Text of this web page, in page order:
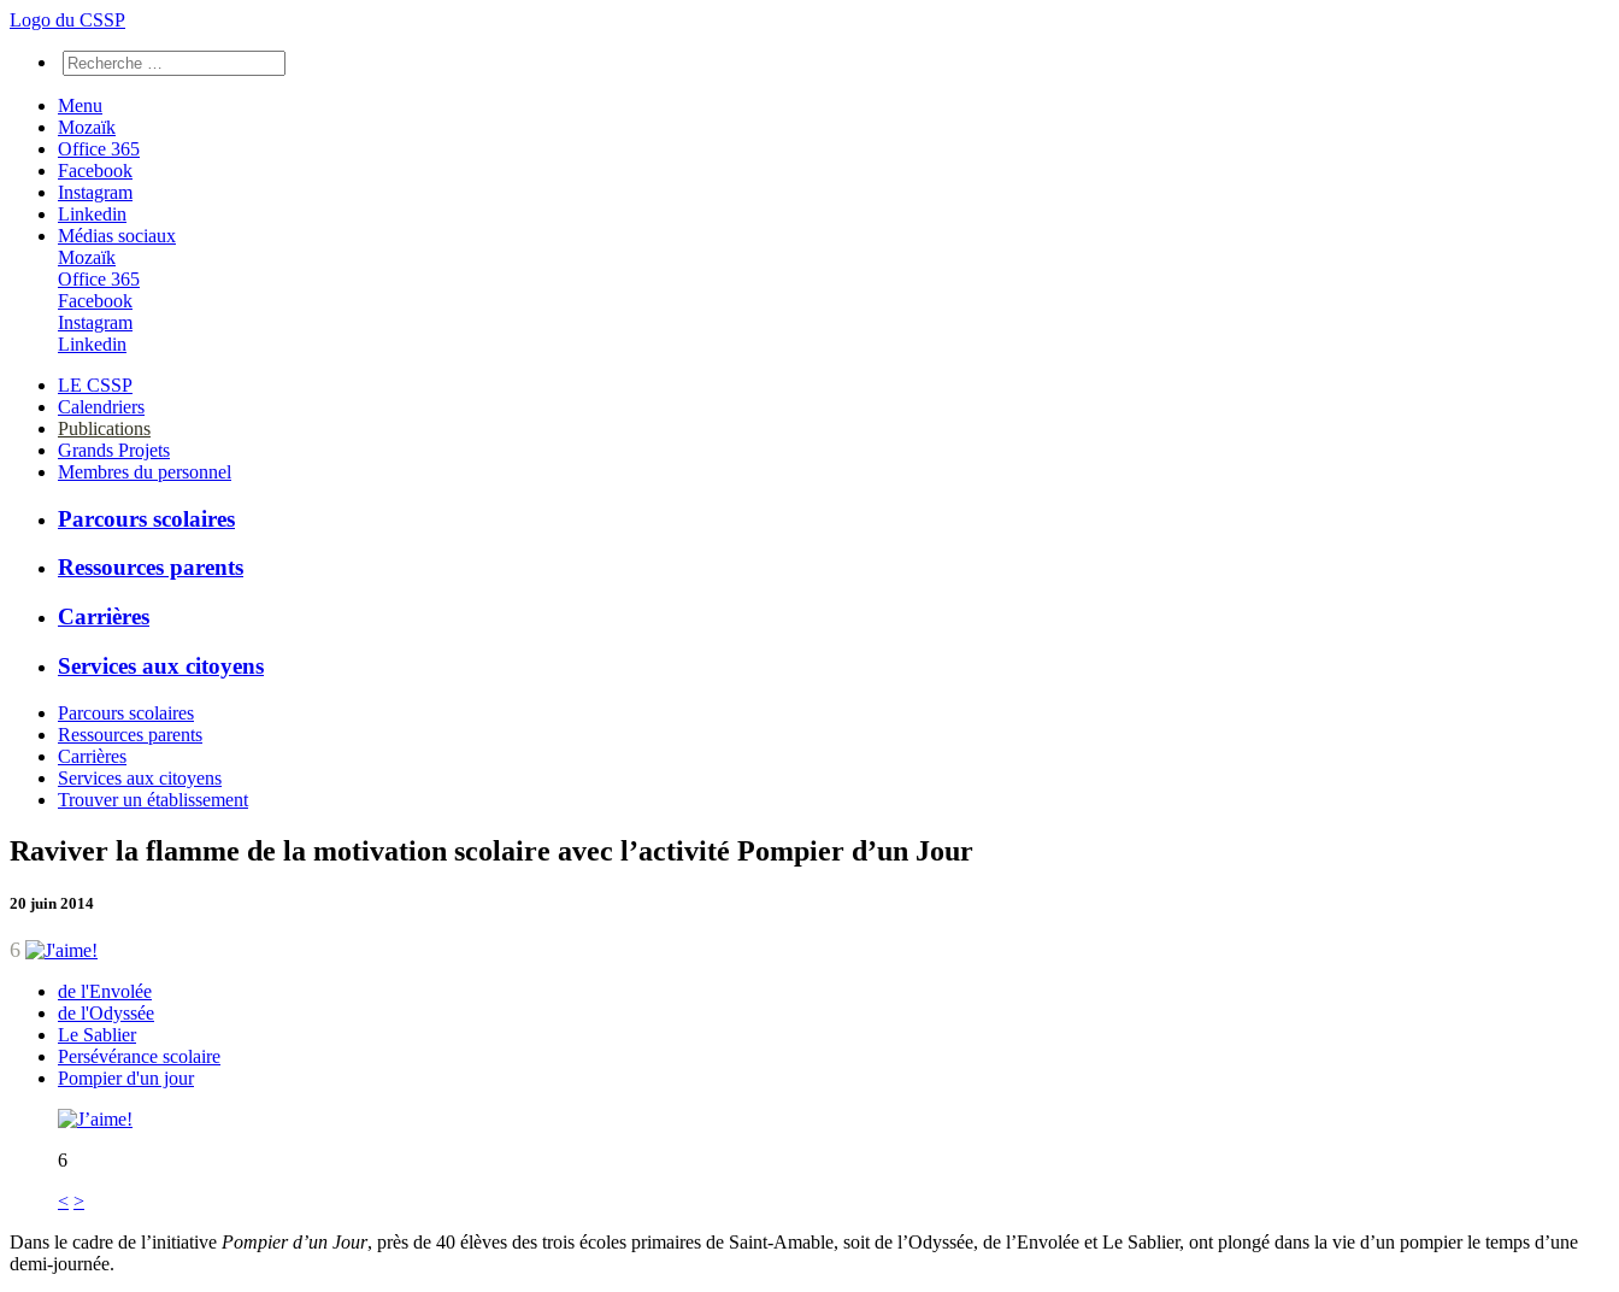
Logo du CSSP
Menu
Mozaïk
Office 365
Facebook
Instagram
Linkedin
Médias sociaux
Mozaïk
Office 365
Facebook
Instagram
Linkedin
LE CSSP
Calendriers
Publications
Grands Projets
Membres du personnel
Parcours scolaires
Ressources parents
Carrières
Services aux citoyens
Parcours scolaires
Ressources parents
Carrières
Services aux citoyens
Trouver un établissement
Raviver la flamme de la motivation scolaire avec l’activité Pompier d’un Jour
20 juin 2014
6
de l'Envolée
de l'Odyssée
Le Sablier
Persévérance scolaire
Pompier d'un jour
6
< >
Dans le cadre de l’initiative Pompier d’un Jour, près de 40 élèves des trois écoles primaires de Saint-Amable, soit de l’Odyssée, de l’Envolée et Le Sablier, ont plongé dans la vie d’un pompier le temps d’une
demi-journée.